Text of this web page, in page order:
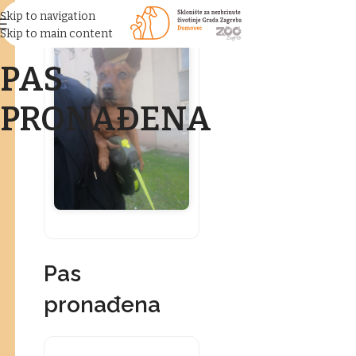
Skip to navigation
Skip to main content
PAS
PRONAĐENA
Pas
pronađena